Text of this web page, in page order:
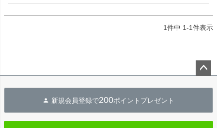
1件中 1-1件表示
へ
新規会員登録で200ポイントプレゼント